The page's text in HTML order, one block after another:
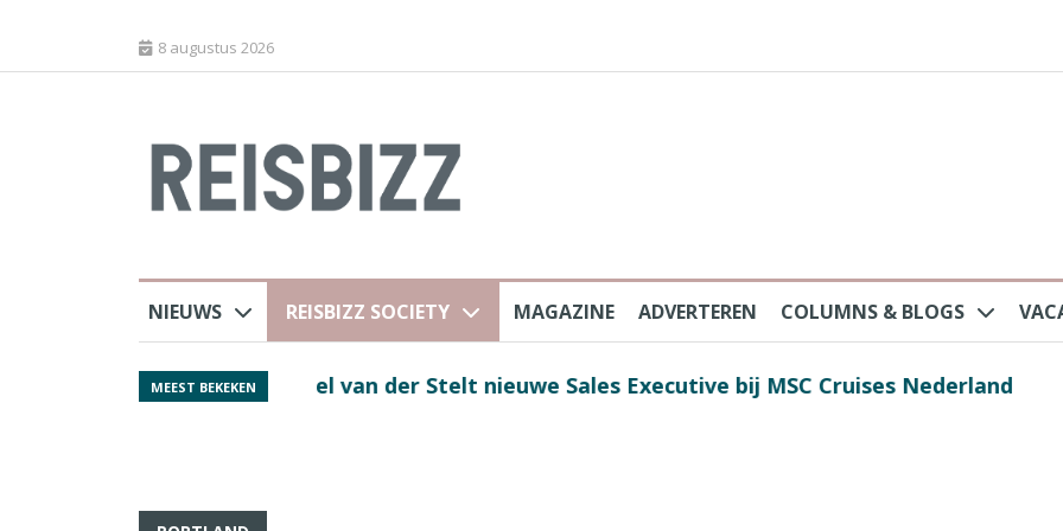
8 augustus 2026
NIEUWS REISBIZZ SOCIETY MAGAZINE ADVERTEREN COLUMNS & BLOGS
MEEST BEKEKEN
Spaans verkeersbureau na protesten massatoerisme: ‘Nederlandse